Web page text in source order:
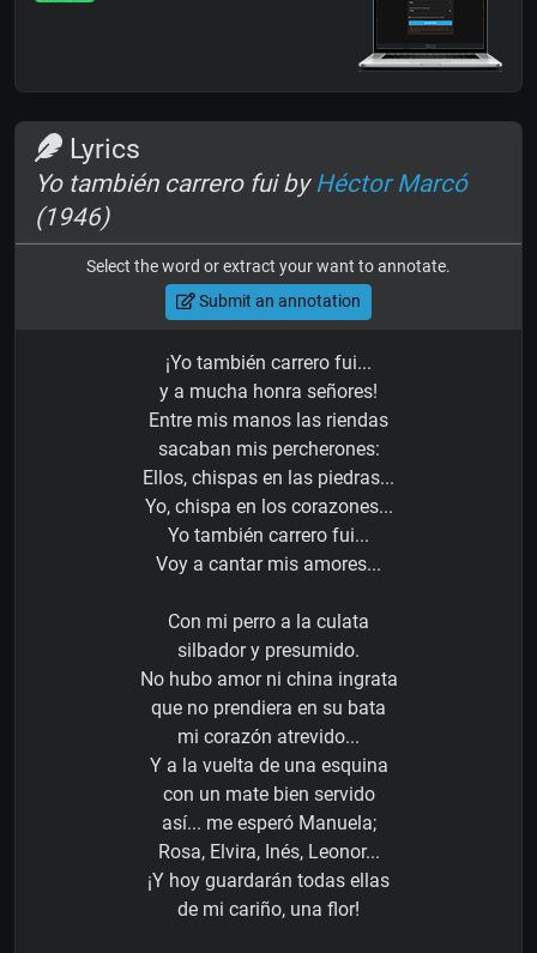
Lyrics
Yo también carrero fui by Héctor Marcó
(1946)
Select the word or extract your want to annotate.
Submit an annotation
¡Yo también carrero fui...
y a mucha honra señores!
Entre mis manos las riendas
sacaban mis percherones:
Ellos, chispas en las piedras...
Yo, chispa en los corazones...
Yo también carrero fui...
Voy a cantar mis amores...
Con mi perro a la culata
silbador y presumido.
No hubo amor ni china ingrata
que no prendiera en su bata
mi corazón atrevido...
Y a la vuelta de una esquina
con un mate bien servido
así... me esperó Manuela;
Rosa, Elvira, Inés, Leonor...
¡Y hoy guardarán todas ellas
de mi cariño, una flor!